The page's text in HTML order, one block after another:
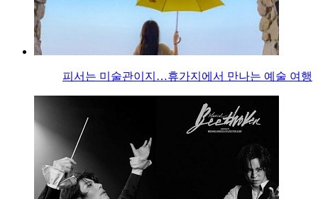
피서는 미술관이지…휴가지에서 만나는 예술 여행